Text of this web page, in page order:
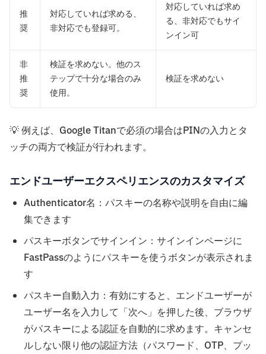
推
奨
対応していれば求める、
非対応でも登録可。
対応していれば求め
る、非対応でもサイ
ンイン可
非
推
奨
検証を求めない。他のス
テップで十分な場合のみ
使用。
検証を求めない
💡 例えば、Google Titanで必須の場合はPINの入力とタ
ッチの両方で検証が行われます。
エンドユーザーエクスペリエンスのカスタマイズ
Authenticator名：パスキーの名称や説明を自由に編
集できます
パスキーボタンでサインイン：サインインページに
FastPassのようにパスキーを使うボタンが表示されま
す
パスキー自動入力：有効にすると、エンドユーザーが
ユーザー名を入力して「次へ」を押した後、ブラウザ
がパスキーによる認証を自動的に求めます。キャンセ
ルしない限り他の認証方法（パスワード、OTP、プッ